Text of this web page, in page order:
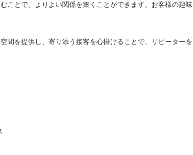
ことで、よりよい関係を築くことができます。お客様の趣味
間を提供し、寄り添う接客を心掛けることで、リピーターを